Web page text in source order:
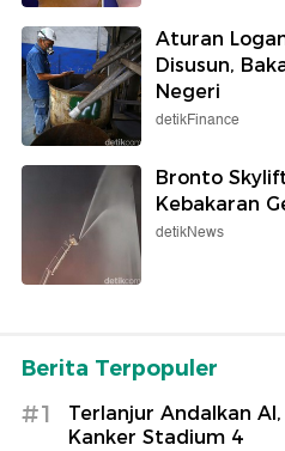
Aturan
Disusun,
Negeri
detikFinance
Bronto
Kebakaran
detikNews
Berita Terpopuler
#1
Terlanjur Andalkan
Kanker Stadium 4